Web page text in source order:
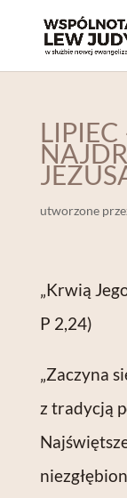
utworzone
„Krwią
P 2,24)
„Zaczyna
z tradycją